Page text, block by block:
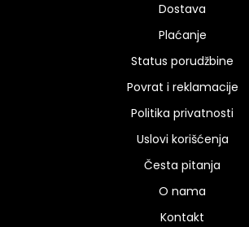
Dostava
Plaćanje
Status porudžbine
Povrat i reklamacije
Politika privatnosti
Uslovi korišćenja
Česta pitanja
O nama
Kontakt